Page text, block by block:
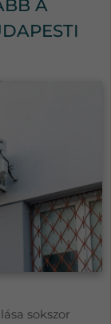
A
sokszor